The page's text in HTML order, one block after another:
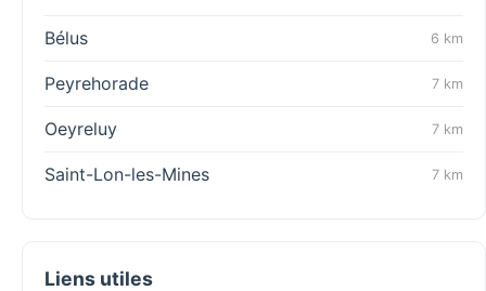
Bélus 6 km
Peyrehorade 7 km
Oeyreluy 7 km
Saint-Lon-les-Mines 7 km
Liens utiles